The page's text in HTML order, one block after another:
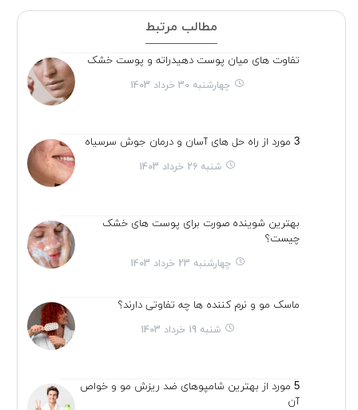
مطالب مرتبط
تفاوت های میان پوست دهیدراته و پوست خشک
چهارشنبه 30 خرداد 1403
3 مورد از راه حل های آسان و درمان جوش سرسیاه
شنبه 26 خرداد 1403
بهترین شوینده صورت برای پوست های خشک
چیست؟
چهارشنبه 23 خرداد 1403
ماسک مو و نرم کننده ها چه تفاوتی دارند؟
شنبه 19 خرداد 1403
5 مورد از بهترین شامپوهای ضد ریزش مو و خواص
آن